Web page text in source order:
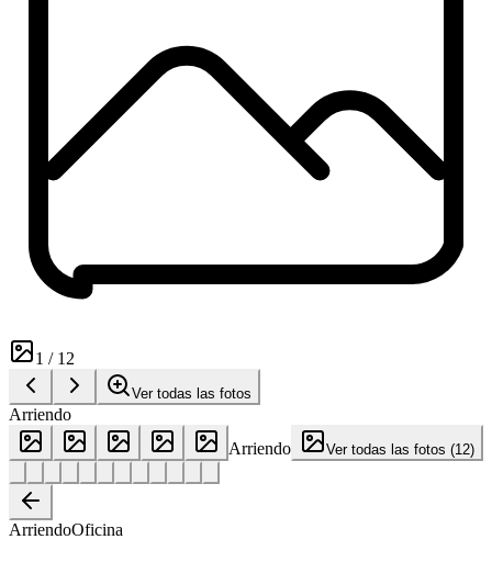
1 / 12
Ver todas las fotos
Arriendo
Arriendo
Ver todas las fotos (12)
ArriendoOficina